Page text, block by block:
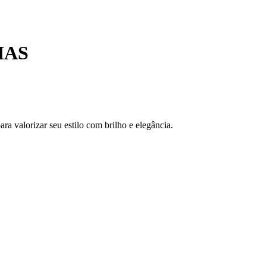
valorizar seu estilo com brilho e elegância.